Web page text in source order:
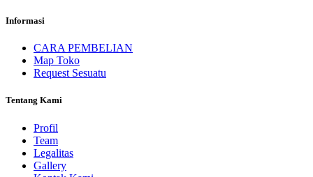
adalah:
Rp40.000.
Informasi
CARA PEMBELIAN
Map Toko
Request Sesuatu
Tentang Kami
Profil
Team
Legalitas
Gallery